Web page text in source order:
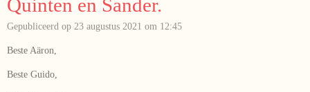
Quinten en Sander.
Gepubliceerd op 23 augustus 2021 om 12:45
Beste Aäron,
Beste Guido,